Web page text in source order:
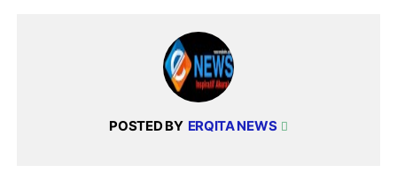
POSTED BY ERQITA NEWS